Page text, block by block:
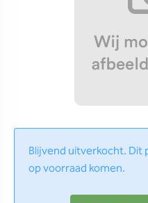
Blijvend uitverkocht.
op voorraad komen.